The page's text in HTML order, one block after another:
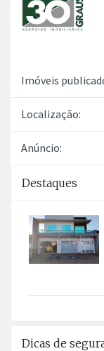
Imóveis
Localização:
Anúncio:
Destaques
Dicas de